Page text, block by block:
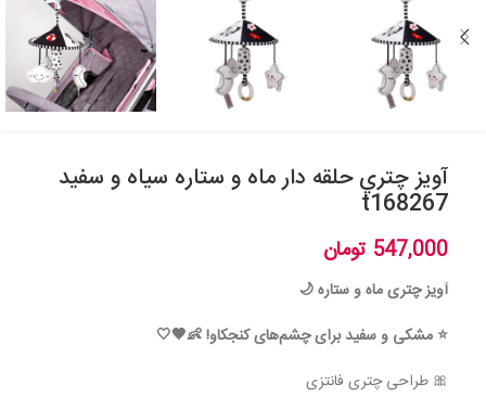
آويز چتري حلقه دار ماه و ستاره سياه و سفيد
t168267
547,000 تومان
آویز چتری ماه و ستاره 🌙
⭐مشکی و سفید برای چشم‌های کنجکاو! 👶🖤🤍
🎀 طراحی چتری فانتزی